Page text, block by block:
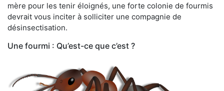
mère pour les tenir éloignés, une forte colonie de fourmis
devrait vous inciter à solliciter une compagnie de
désinsectisation.
Une fourmi : Qu’est-ce que c’est ?